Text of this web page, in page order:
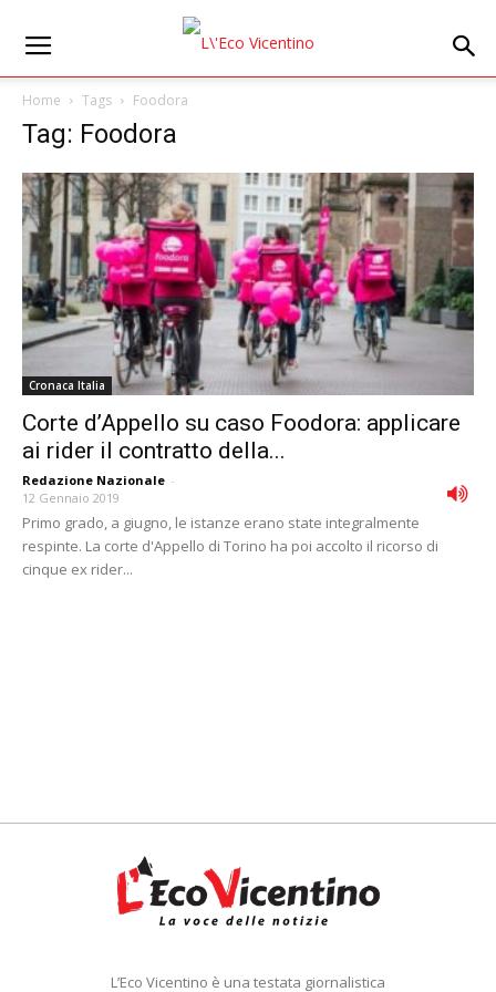
Home Tags Foodora
Tag: Foodora
Cronaca Italia
Corte dʼAppello su caso Foodora: applicare
ai rider il contratto della...
Redazione Nazionale -
12 Gennaio 2019
Primo grado, a giugno, le istanze erano state integralmente
respinte. La corte d'Appello di Torino ha poi accolto il ricorso di
cinque ex rider...
L’Eco Vicentino è una testata giornalistica